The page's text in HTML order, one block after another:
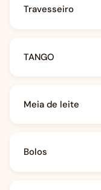
Travesseiro
TANGO
Meia de leite
Bolos